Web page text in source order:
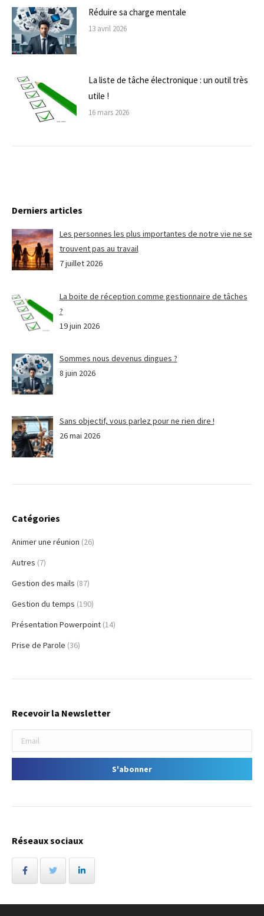
Réduire sa charge mentale
13 avril 2026
La liste de tâche électronique : un outil très
utile !
16 mars 2026
Derniers articles
Les personnes les plus importantes de notre vie ne se
trouvent pas au travail
7 juillet 2026
La boite de réception comme gestionnaire de tâches
?
19 juin 2026
Sommes nous devenus dingues ?
8 juin 2026
Sans objectif, vous parlez pour ne rien dire !
26 mai 2026
Catégories
Animer une réunion (26)
Autres (7)
Gestion des mails (87)
Gestion du temps (190)
Présentation Powerpoint (14)
Prise de Parole (36)
Recevoir la Newsletter
Réseaux sociaux